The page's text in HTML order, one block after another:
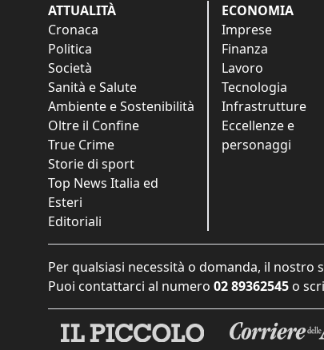
ATTUALITÀ
Cronaca
Politica
Società
Sanità e Salute
Ambiente e Sostenibilità
Oltre il Confine
True Crime
Storie di sport
Top News Italia ed
Esteri
Editoriali
ECONOMIA
Imprese
Finanza
Lavoro
Tecnologia
Infrastrutture
Eccellenze e
personaggi
Per qualsiasi necessità o domanda, il nostro
Puoi contattarci al numero 02 89362545 o